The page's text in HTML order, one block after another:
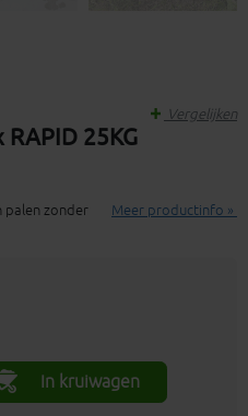
25KG
Vergelijken
palen zonder
Meer productinfo »
In kruiwagen